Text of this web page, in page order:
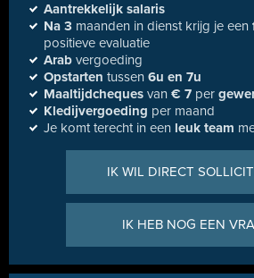
Aantrekkelijk salaris
Na 3 maanden in dienst krijg je een
positieve evaluatie
Arab vergoeding
Opstarten tussen 6u en 7u
Maaltijdcheques van € 7 per
Kledijvergoeding per maand
Je komt terecht in een leuk team
IK WIL DIRECT
IK HEB NOG EEN